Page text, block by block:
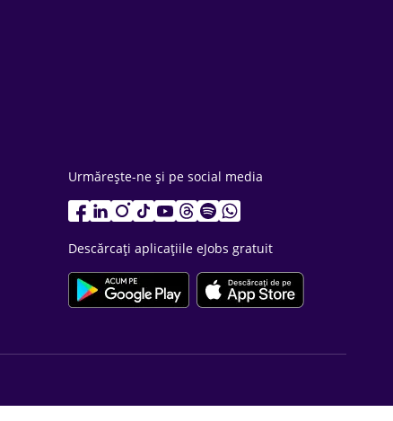
Urmărește-ne și pe social media
Descărcați aplicațiile eJobs gratuit